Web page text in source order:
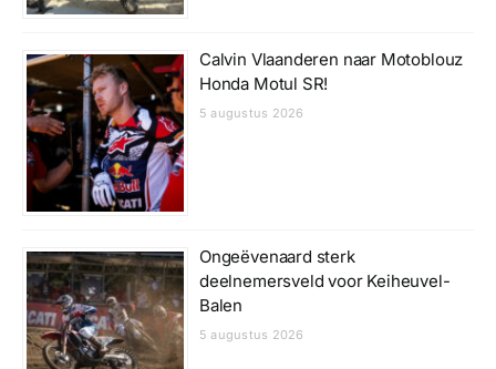
Calvin Vlaanderen naar Motoblouz
Honda Motul SR!
5 augustus 2026
Ongeëvenaard sterk
deelnemersveld voor Keiheuvel-
Balen
5 augustus 2026